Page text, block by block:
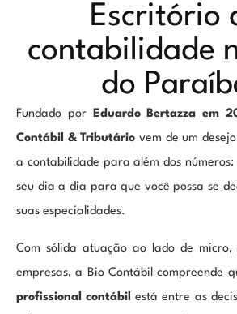
Escritório
contabilidade
do
Fundado por Eduardo Bertazza em
Contábil & Tributário vem de um
a contabilidade para além dos
seu dia a dia para que você possa se
suas especialidades.
Com sólida atuação ao lado de micro,
empresas, a Bio Contábil compreende
profissional contábil está entre as